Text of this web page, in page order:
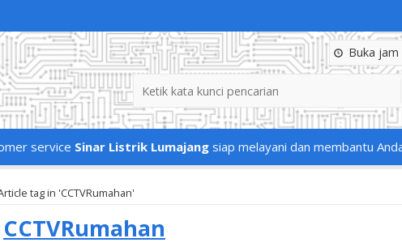
Buka
service Sinar Listrik Lumajang siap melayani dan membantu
tag in 'CCTVRumahan'
CCTVRumahan